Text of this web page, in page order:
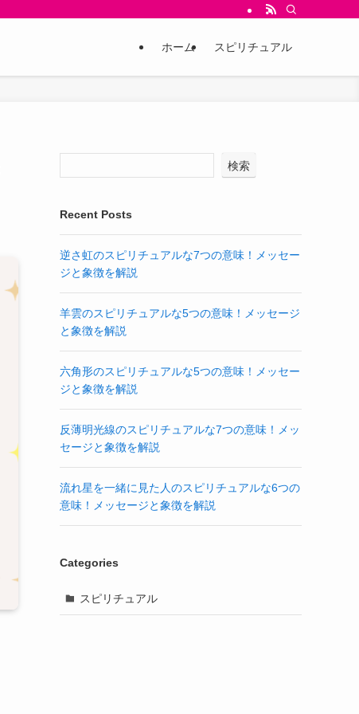
ホーム スピリチュアル
検索
Recent Posts
逆さ虹のスピリチュアルな7つの意味！メッセー
ジと象徴を解説
羊雲のスピリチュアルな5つの意味！メッセージ
と象徴を解説
六角形のスピリチュアルな5つの意味！メッセー
ジと象徴を解説
反薄明光線のスピリチュアルな7つの意味！メッ
セージと象徴を解説
流れ星を一緒に見た人のスピリチュアルな6つの
意味！メッセージと象徴を解説
Categories
スピリチュアル